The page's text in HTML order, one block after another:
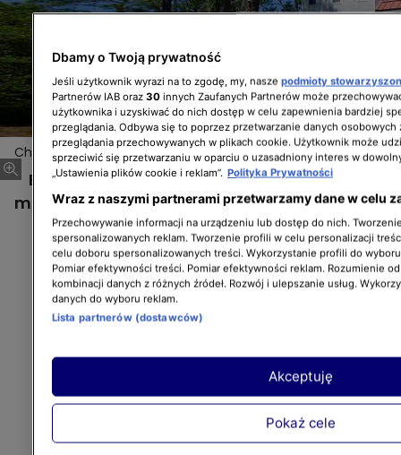
Chcę mieszkać przy plaży
Bohaterów tego programu łączy jedno
marzenie – mieszkać jak najbliżej plaży.
Dbamy o Twoją prywatność
Jeśli użytkownik wyrazi na to zgodę, my, nasze podmioty
Partnerów IAB oraz 30 innych Zaufanych Partnerów może
użytkownika i uzyskiwać do nich dostęp w celu zapewnienia bardziej
przeglądania. Odbywa się to poprzez przetwarzanie danych osobowych
przeglądania przechowywanych w plikach cookie. Użytkownik może
sprzeciwić się przetwarzaniu w oparciu o uzasadniony interes w
„Ustawienia plików cookie i reklam”. Polityka Prywatności
Wraz z naszymi partnerami przetwarzamy dane w celu
Przechowywanie informacji na urządzeniu lub dostęp do nich.
spersonalizowanych reklam. Tworzenie profili w celu personalizacji
celu doboru spersonalizowanych treści. Wykorzystanie profili do
Pomiar efektywności treści. Pomiar efektywności reklam. Rozumienie
kombinacji danych z różnych źródeł. Rozwój i ulepszanie usług.
danych do wyboru reklam.
Lista partnerów (dostawców)
Pokaż cele
Akceptuję